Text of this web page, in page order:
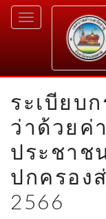
Toggle
navigation
ระเบียบ
ว่าด้วยค่
ประชาช
ปกครอง
2566